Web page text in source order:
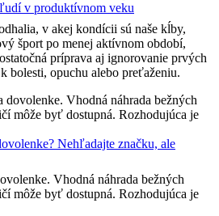
v produktívnom veku
v akej kondícii sú naše kĺby,
šport po menej aktívnom období,
príprava aj ignorovanie prvých
bolesti, opuchu alebo preťaženiu.
Nehľadajte značku, ale
Vhodná náhrada bežných
môže byť dostupná. Rozhodujúca je